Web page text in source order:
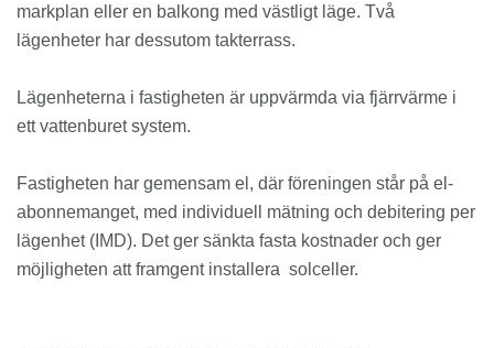
markplan eller en balkong med västligt läge. Två
lägenheter har dessutom takterrass.
Lägenheterna i fastigheten är uppvärmda via fjärrvärme i
ett vattenburet system.
Fastigheten har gemensam el, där föreningen står på el-
abonnemanget, med individuell mätning och debitering per
lägenhet (IMD). Det ger sänkta fasta kostnader och ger
möjligheten att framgent installera solceller.